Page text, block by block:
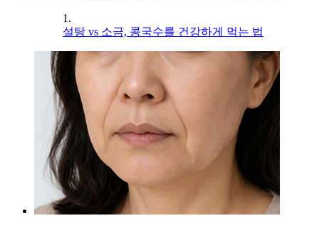
1.
설탕 vs 소금, 콩국수를 건강하게 먹는 법